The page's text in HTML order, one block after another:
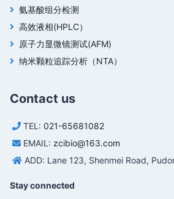
氨基酸组分检测
高效液相(HPLC）
原子力显微镜测试(AFM)
纳米颗粒追踪分析（NTA）
Contact us
TEL: 021-65681082
EMAIL: zcibio@163.com
ADD: Lane 123, Shenmei Road,
Stay connected